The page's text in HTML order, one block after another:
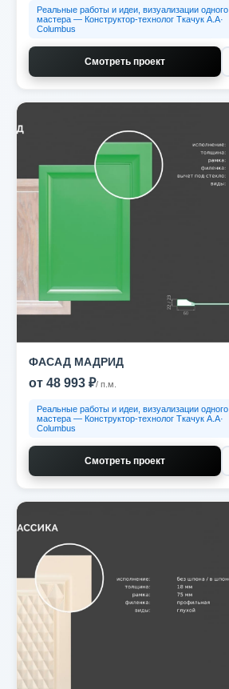
Реальные работы и идеи, визуализации одного
мастера — Конструктор-технолог Ткачук А.А·
Columbus
Смотреть проект
ФАСАД МАДРИД
от 48 993 ₽/ п.м.
Реальные работы и идеи, визуализации одного
мастера — Конструктор-технолог Ткачук А.А·
Columbus
Смотреть проект